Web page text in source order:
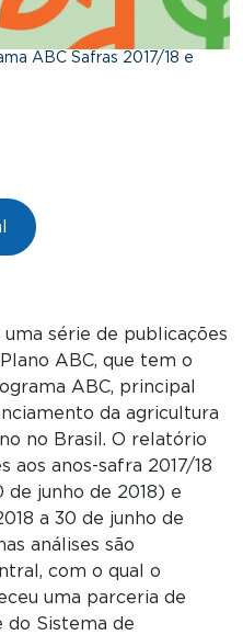
ABC Safras 2017/18 e
série de publicações
ABC, que tem o
ABC, principal
da agricultura
no Brasil. O relatório
aos anos-safra 2017/18
de junho de 2018) e
a 30 de junho de
análises são
com o qual o
uma parceria de
do Sistema de